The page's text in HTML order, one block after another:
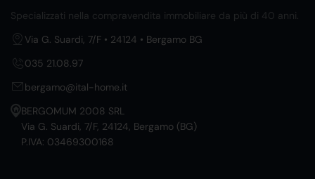
Specializzati nella compravendita immobiliare da più di 40 anni.
Via G. Suardi, 7/F • 24124 • Bergamo BG
035 21.08.97
bergamo@ital-home.it
BERGOMUM 2008 SRL
Via G. Suardi, 7/F, 24124, Bergamo (BG)
P.IVA: 03469300168